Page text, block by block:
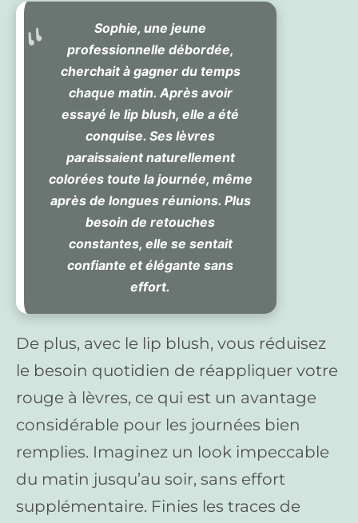
Sophie, une jeune
professionnelle débordée,
cherchait à gagner du temps
chaque matin. Après avoir
essayé le lip blush, elle a été
conquise. Ses lèvres
paraissaient naturellement
colorées toute la journée, même
après de longues réunions. Plus
besoin de retouches
constantes, elle se sentait
confiante et élégante sans
effort.
De plus, avec le lip blush, vous réduisez
le besoin quotidien de réappliquer votre
rouge à lèvres, ce qui est un avantage
considérable pour les journées bien
remplies. Imaginez un look impeccable
du matin jusqu’au soir, sans effort
supplémentaire. Finies les traces de